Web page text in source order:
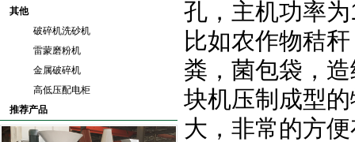
孔，主机功率
比如农作物秸
粪，菌包袋，
块机压制成型
大，非常的方
其他
破碎机洗砂机
雷蒙磨粉机
金属破碎机
高低压配电柜
推荐产品